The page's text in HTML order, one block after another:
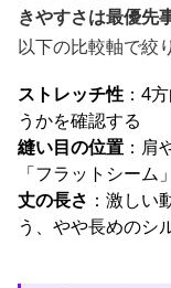
きやすさは最優先
以下の比較軸で絞
ストレッチ性 ：4
うかを確認する
縫い目の位置 ：肩
「フラットシーム
丈の長さ ：激しい
う、やや長めのシ